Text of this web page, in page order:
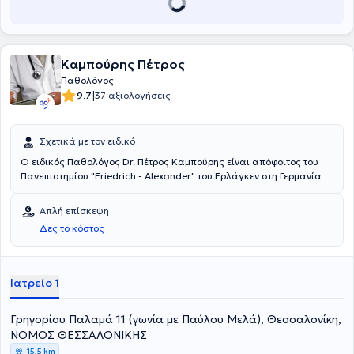
Καμπούρης Πέτρος
Παθολόγος
9.7|37 αξιολογήσεις
Σχετικά με τον ειδικό
Ο ειδικός Παθολόγος Dr. Πέτρος Καμπούρης είναι απόφοιτος του
Πανεπιστημίου "Friedrich - Alexander" του Ερλάγκεν στη Γερμανία
Πανεπιστημίου. Εξειδικεύτηκε στην Ειδική Παθολογία στο
Νοσοκομείο "Klinikum Bremen-Ost" στην Βρέμη. Εργάστηκε στο
νοσοκομείο "Deegenberg Klinik" του Bad Kissingen και στο Κέντρο
Αποκατάστασης "Reha Klinik Bad Aibling" στην Βαυαρία. Ο Dr.
Παχυσαρκίας και αναλαμβάνει περιστατικά που άπτονται όλου του
φάσματος της παθολογίας και της διαβητολογίας.
Απλή επίσκεψη
Δες το κόστος
Ιατρείο 1
Γρηγορίου Παλαμά 11 (γωνία με Παύλου Μελά), Θεσσαλονίκη,
ΝΟΜΟΣ ΘΕΣΣΑΛΟΝΙΚΗΣ
15,5 km